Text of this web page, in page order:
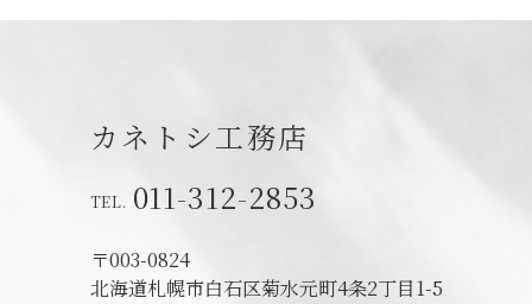
カネトシ工務店
011-312-2853
〒003-0824
北海道札幌市白石区菊水元町4条2丁目1-5